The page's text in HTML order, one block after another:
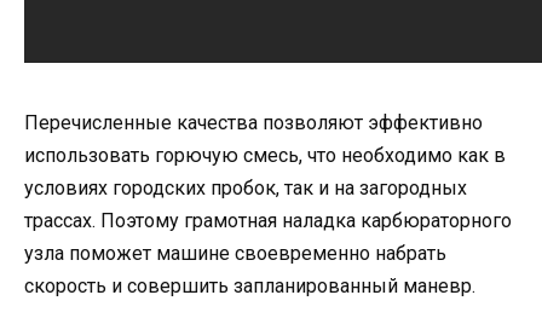
Перечисленные качества позволяют эффективно
использовать горючую смесь, что необходимо как в
условиях городских пробок, так и на загородных
трассах. Поэтому грамотная наладка карбюраторного
узла поможет машине своевременно набрать
скорость и совершить запланированный маневр.